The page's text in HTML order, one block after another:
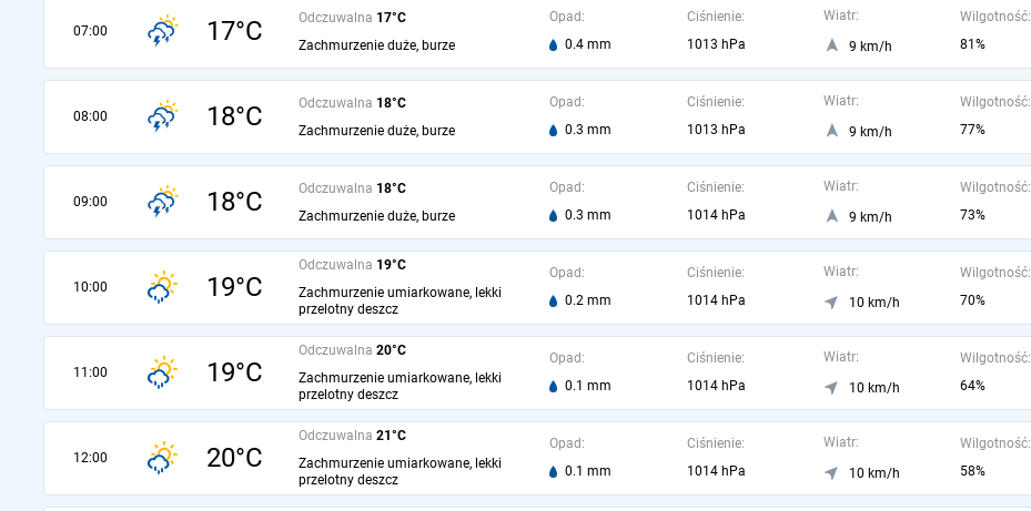
07:00 17°C Odczuwalna 17°C
Zachmurzenie duże, burze
Opad:
0.4 mm
Ciśnienie:
1013 hPa
Wiatr:
9 km/h
Wilgotność:
81%
08:00 18°C Odczuwalna 18°C
Zachmurzenie duże, burze
Opad:
0.3 mm
Ciśnienie:
1013 hPa
Wiatr:
9 km/h
Wilgotność:
77%
09:00 18°C Odczuwalna 18°C
Zachmurzenie duże, burze
Opad:
0.3 mm
Ciśnienie:
1014 hPa
Wiatr:
9 km/h
Wilgotność:
73%
10:00 19°C
Odczuwalna 19°C
Zachmurzenie umiarkowane, lekki
przelotny deszcz
Opad:
0.2 mm
Ciśnienie:
1014 hPa
Wiatr:
10 km/h
Wilgotność:
70%
11:00 19°C
Odczuwalna 20°C
Zachmurzenie umiarkowane, lekki
przelotny deszcz
Opad:
0.1 mm
Ciśnienie:
1014 hPa
Wiatr:
10 km/h
Wilgotność:
64%
12:00 20°C
Odczuwalna 21°C
Zachmurzenie umiarkowane, lekki
przelotny deszcz
Opad:
0.1 mm
Ciśnienie:
1014 hPa
Wiatr:
10 km/h
Wilgotność:
58%